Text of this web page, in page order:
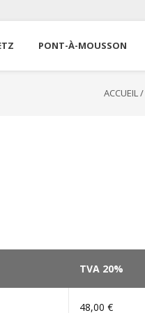
PONT-À-MOUSSON
ACCUEIL/
TVA 20%
48,00 €